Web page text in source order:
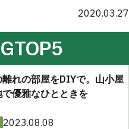
2020.03.27
TOP5
れの部屋をDIYで。山小屋
優雅なひとときを
2023.08.08